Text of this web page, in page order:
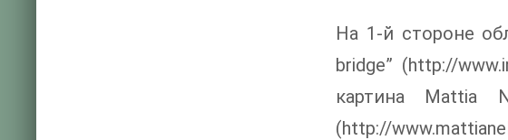
На 1-й стороне
bridge” (http://
картина Mattia
(http://